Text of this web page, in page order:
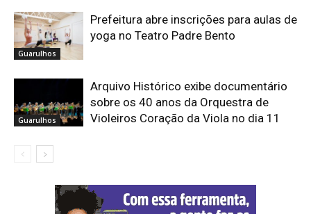
Guarulhos
Prefeitura abre inscrições para aulas de
yoga no Teatro Padre Bento
Guarulhos
Arquivo Histórico exibe documentário
sobre os 40 anos da Orquestra de
Violeiros Coração da Viola no dia 11